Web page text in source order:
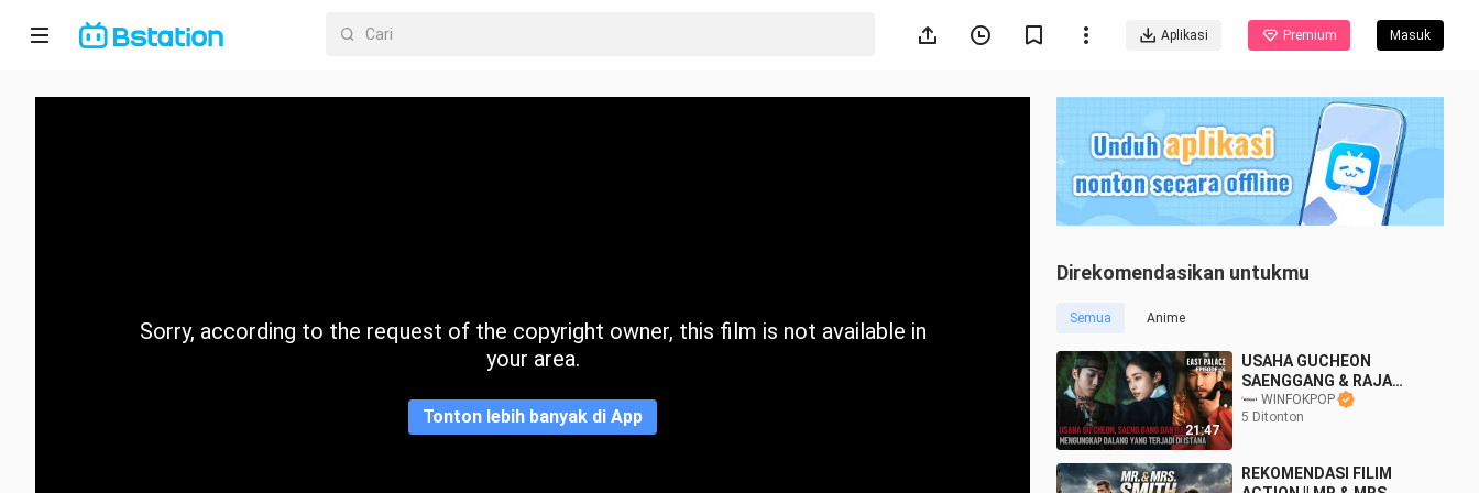
Aplikasi Premium Masuk
Halaman
KategoriSorry, according to the request of the copyright owner, this film is not available in
your area.
Tonton lebih banyak di App
Direkomendasikan untukmu
Semua Anime
21:47
USAHA GUCHEON
SAENGGANG & RAJA
MENGUNGKAP DALANG
YANG TERJADI DI ISTANA
WINFOKPOP
5 Ditonton
REKOMENDASI FILIM